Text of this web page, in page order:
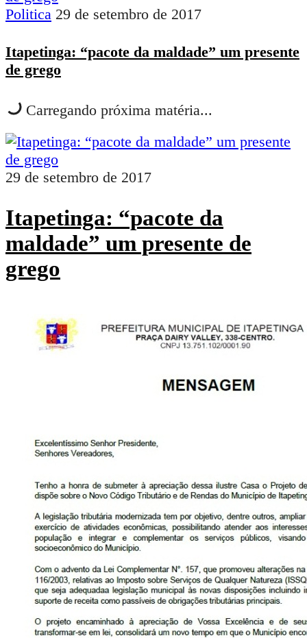
Politica 29 de setembro de 2017
Itapetinga: “pacote da maldade” um presente
de grego
Carregando próxima matéria...
29 de setembro de 2017
Itapetinga: “pacote da
maldade” um presente de
grego